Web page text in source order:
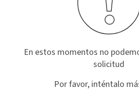
En estos momentos no
solicitud
Por favor, inténtalo